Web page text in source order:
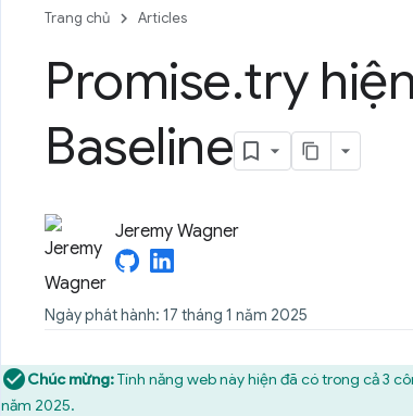
Trang chủ Articles
Promise.try
Baseline
Jeremy Wagner
Ngày phát hành: 17 tháng 1 năm 2025
Chúc mừng:Tính năng web này hiện đã có trong cả 3
năm 2025.